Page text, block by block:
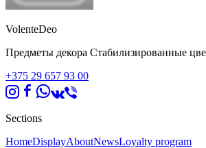
VolenteDeo
Предметы декора Стабилизированные
+375 29 657 93 00
Sections
HomeDisplayAboutNewsLoyalty program